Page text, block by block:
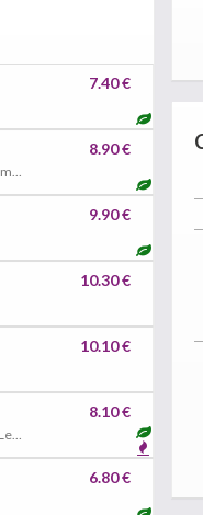
7.40 €
Beignets À La Farine De Blé Fourrés De Pomme De Terre, Coriandre, Fines Herbes, Curcuma
8.90 €
9.90 €
10.30 €
10.10 €
Beignets De Piments Verts À La Farine De Lentilles, Pommes De Terre, Coriandre
8.10 €
6.80 €